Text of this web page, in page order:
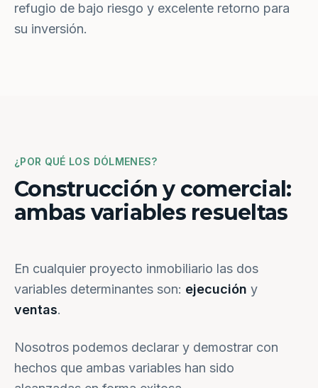
refugio de bajo riesgo y excelente retorno para
su inversión.
¿POR QUÉ LOS DÓLMENES?
Construcción y comercial:
ambas variables resueltas
En cualquier proyecto inmobiliario las dos
variables determinantes son: ejecución y
ventas.
Nosotros podemos declarar y demostrar con
hechos que ambas variables han sido